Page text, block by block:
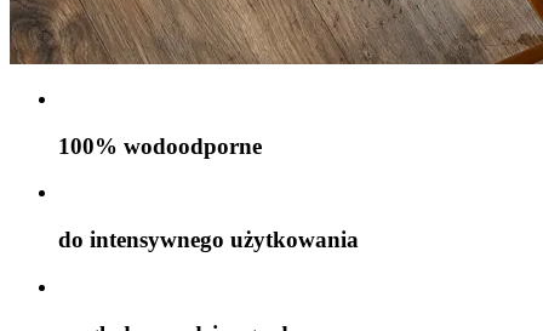
100% wodoodporne
do intensywnego użytkowania